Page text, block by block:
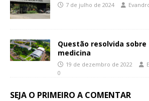
7 de julho de 2024
Questão resolvida sobre
medicina
19 de dezembro de 2022
0
SEJA O PRIMEIRO A COMENTAR